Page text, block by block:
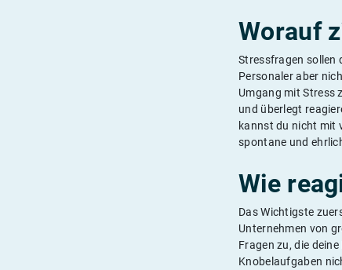
Worauf
Stressfragen sollen
Personaler aber
Umgang mit Stress
und überlegt
kannst du nicht mit
spontane und
Wie
Das Wichtigste
Unternehmen von
Fragen zu, die
Knobelaufgaben